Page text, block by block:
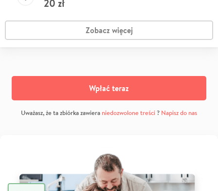
20 zł
Zobacz więcej
Wpłać teraz
Uważasz, że ta zbiórka zawiera niedozwolone treści? Napisz do nas